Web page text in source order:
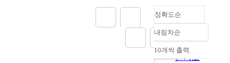
정확도순
정확도
순
인기도
내림차순
내림차순
10개씩 출력